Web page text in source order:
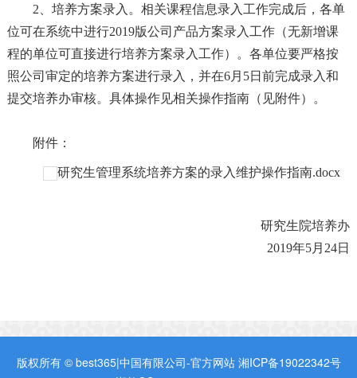
2、培养方案录入。相关课程信息录入工作完成后，各单
位可在系统中进行2019版公司产品方案录入工作（无新增课
程的单位可直接进行培养方案录入工作）。各单位要严格按
照公司审定的培养方案进行录入，并在6月5日前完成录入和
提交培养办审核。具体操作见相关操作指南（见附件）。
附件：
研究生管理系统培养方案的录入维护操作指南.docx
研究生院培养办
2019年5月24日
版权所有 © best365|中国有限公司-官方网站 湘ICP备19022342号